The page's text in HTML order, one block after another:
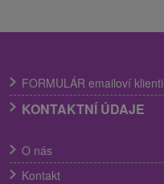
FORMULÁR emailoví klienti
KONTAKTNÍ ÚDAJE
O nás
Kontakt